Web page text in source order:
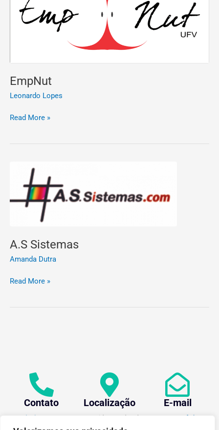
EmpNut
Leonardo Lopes
Read More »
A.S Sistemas
Amanda Dutra
Sistemas
Read More »
Contato
+55 (31) 3612-1281
Localização
Av. Oraida Mendes de
Castro, 6000 Novo
E-mail
centev@ufv.br